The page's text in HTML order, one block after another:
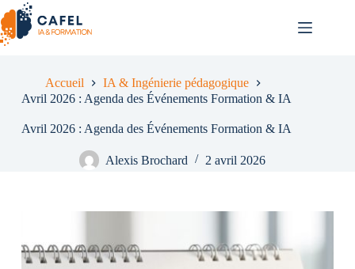
Passer
au
contenu
Accueil
IA & Ingénierie pédagogique
Avril 2026 : Agenda des Événements Formation & IA
Avril 2026 : Agenda des Événements Formation & IA
Alexis Brochard 2 avril 2026